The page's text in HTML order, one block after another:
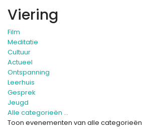
Viering
Film
Meditatie
Cultuur
Actueel
Ontspanning
Leerhuis
Gesprek
Jeugd
Alle categorieën ...
Toon evenementen van alle categorieën